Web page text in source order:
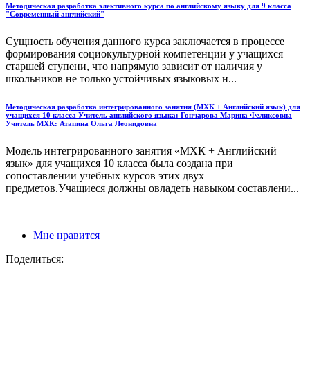
Методическая разработка элективного курса по английскому языку для 9 класса
"Современный английский"
Сущность обучения данного курса заключается в процессе
формирования социокультурной компетенции у учащихся
старшей ступени, что напрямую зависит от наличия у
школьников не только устойчивых языковых н...
Методическая разработка интегрированного занятия (МХК + Английский язык) для
учащихся 10 класса Учитель английского языка: Гончарова Марина Феликсовна
Учитель МХК: Атапина Ольга Леонидовна
Модель интегрированного занятия «МХК + Английский
язык» для учащихся 10 класса была создана при
сопоставлении учебных курсов этих двух
предметов.Учащиеся должны овладеть навыком составлени...
Мне нравится
Поделиться: